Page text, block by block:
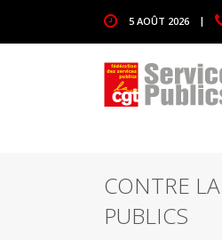
5 AOÛT 2026 |
CONTRE
PUBLICS